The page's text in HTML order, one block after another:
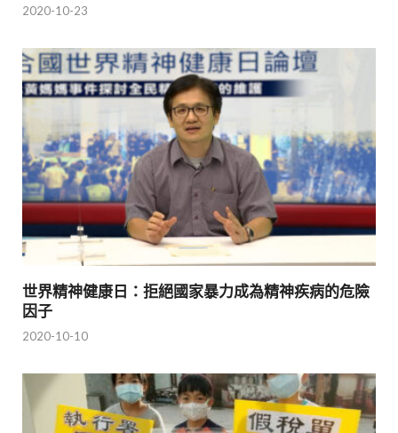
2020-10-23
世界精神健康日：拒絕國家暴力成為精神疾病的危險
因子
2020-10-10